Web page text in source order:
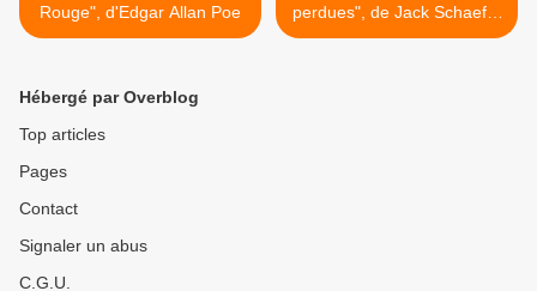
Rouge", d'Edgar Allan Poe
perdues", de Jack Schaefer
>
Hébergé par Overblog
Top articles
Pages
Contact
Signaler un abus
C.G.U.